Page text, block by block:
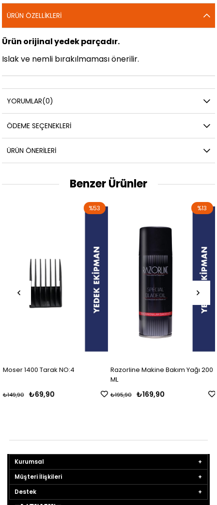
ÜRÜN ÖZELLIKLERI
Ürün orijinal yedek parçadır.
Islak ve nemli bırakılmaması önerilir.
YORUMLAR(0)
ÖDEME SEÇENEKLERI
ÜRÜN ÖNERILERI
Benzer Ürünler
Moser 1400 Tarak NO:4
₺69,90
₺149,90
%53
Razorline Makine Bakım Yağı 200
ML
₺169,90
₺195,90
%13
Kurumsal
Müşteri İlişkileri
Destek